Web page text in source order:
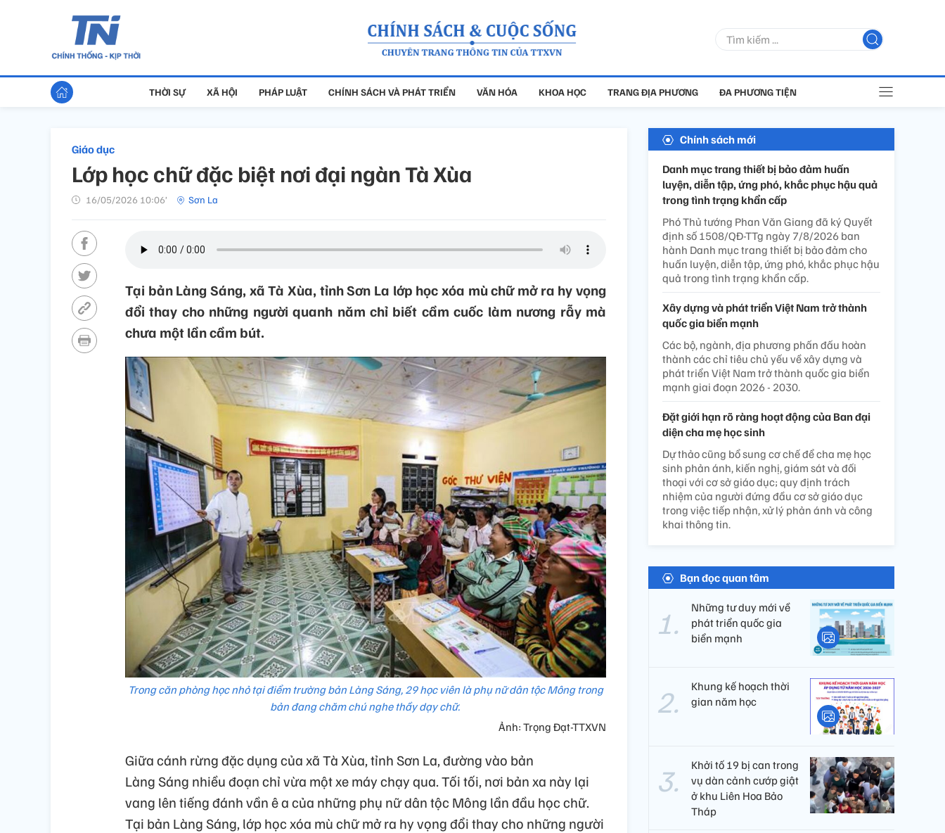
THỜI SỰ XÃ HỘI PHÁP LUẬT CHÍNH SÁCH VÀ PHÁT TRIỂN VĂN HÓA KHOA HỌC TRANG ĐỊA PHƯƠNG ĐA PHƯƠNG TIỆN
Giáo dục
Lớp học chữ đặc biệt nơi đại ngàn Tà Xùa
16/05/2026 10:06’ Sơn La
Tại bản Làng Sáng, xã Tà Xùa, tỉnh Sơn La lớp học xóa mù chữ mở ra hy vọng
đổi thay cho những người quanh năm chỉ biết cầm cuốc làm nương rẫy mà
chưa một lần cầm bút.
Trong căn phòng học nhỏ tại điểm trường bản Làng Sáng, 29 học viên là phụ nữ dân tộc Mông trong
bản đang chăm chú nghe thầy dạy chữ.
Ảnh: Trọng Đạt-TTXVN
Giữa cánh rừng đặc dụng của xã Tà Xùa, tỉnh Sơn La, đường vào bản
Làng Sáng nhiều đoạn chỉ vừa một xe máy chạy qua. Tối tối, nơi bản xa này lại
vang lên tiếng đánh vần ê a của những phụ nữ dân tộc Mông lần đầu học chữ.
Tại bản Làng Sáng, lớp học xóa mù chữ mở ra hy vọng đổi thay cho những người
Chính sách mới
Danh mục trang thiết bị bảo đảm huấn
luyện, diễn tập, ứng phó, khắc phục hậu quả
trong tình trạng khẩn cấp
Phó Thủ tướng Phan Văn Giang đã ký Quyết
định số 1508/QĐ-TTg ngày 7/8/2026 ban
hành Danh mục trang thiết bị bảo đảm cho
huấn luyện, diễn tập, ứng phó, khắc phục hậu
quả trong tình trạng khẩn cấp.
Xây dựng và phát triển Việt Nam trở thành
quốc gia biển mạnh
Các bộ, ngành, địa phương phấn đấu hoàn
thành các chỉ tiêu chủ yếu về xây dựng và
phát triển Việt Nam trở thành quốc gia biển
mạnh giai đoạn 2026 - 2030.
Đặt giới hạn rõ ràng hoạt động của Ban đại
diện cha mẹ học sinh
Dự thảo cũng bổ sung cơ chế để cha mẹ học
sinh phản ánh, kiến nghị, giám sát và đối
thoại với cơ sở giáo dục; quy định trách
nhiệm của người đứng đầu cơ sở giáo dục
trong việc tiếp nhận, xử lý phản ánh và công
khai thông tin.
Bạn đọc quan tâm
Những tư duy mới về
phát triển quốc gia
biển mạnh
Khung kế hoạch thời
gian năm học
Khởi tố 19 bị can trong
vụ dàn cảnh cướp giật
ở khu Liên Hoa Bảo
Tháp